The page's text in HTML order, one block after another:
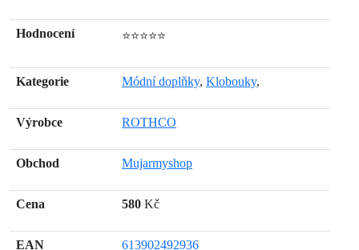
Hodnocení ⭐⭐⭐⭐⭐
Kategorie Módní doplňky, Klobouky,
Výrobce ROTHCO
Obchod Mujarmyshop
Cena 580 Kč
EAN 613902492936